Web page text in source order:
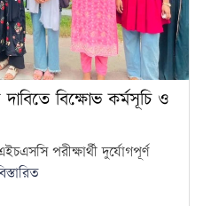
দাবিতে বিক্ষোভ কর্মসূচি ও
পরীক্ষার্থী দুর্যোগপূর্ণ